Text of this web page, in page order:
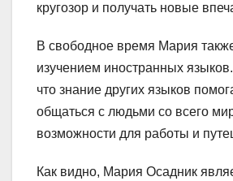
кругозор и получать новые
В свободное время Мария
изучением иностранных
что знание других языков
общаться с людьми со всего
возможности для работы и
Как видно, Мария Осадник